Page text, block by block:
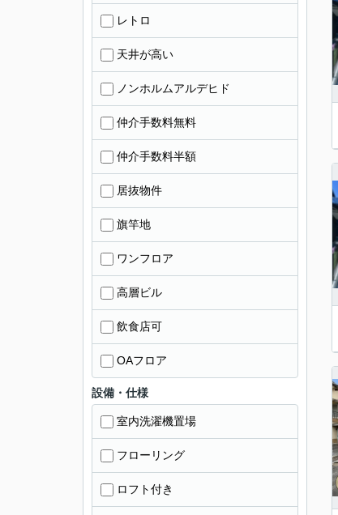
レトロ
天井が高い
ノンホルムアルデヒド
仲介手数料無料
仲介手数料半額
居抜物件
旗竿地
ワンフロア
高層ビル
飲食店可
OAフロア
設備・仕様
室内洗濯機置場
フローリング
ロフト付き